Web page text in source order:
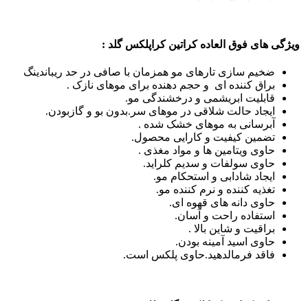
ویژگی های فوق العاده کراتین کراپلکس گلد :
ضخیم سازی تارهای مو همزمان با صافی در حد ریباندینگ
براق کننده ای و حجم دهنده برای موهای نازک .
قابلیت ابریشمی و درخشندگی مو.
ایجاد حالت شلاقی در موهای سر.بدون بو و گازبودن.
آبرسانی به موهای خشک شده .
تضمین کیفیت و کارایی محصول.
حاوی ویتامین ها و مواد مغذی .
حاوی سولفات و سدیم کلراید.
ایجاد شادابی و استحکام مو.
تغذیه کننده و نرم کننده مو.
حاوی دانه های قهوه ای.
استفاده راحت و آسان.
براقیت و شاین بالا .
حاوی اسید آمینه بودن.
فاقد فرمالدهید.حاوی پلکس است.